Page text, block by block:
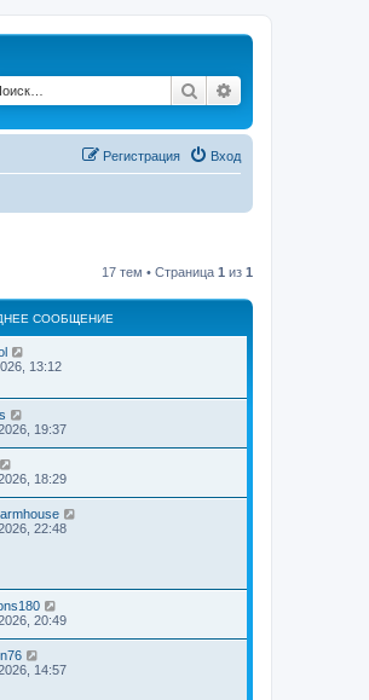
Поиск
Вход
Регистрация
17 тем • Страница 1 из 1
СООБЩЕНИЕ
13:12
19:37
18:29
22:48
20:49
14:57